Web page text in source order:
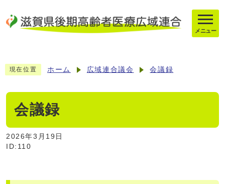
メニュー
現在位置 ホーム 広域連合議会 会議録
会議録
2026年3月19日
ID:110